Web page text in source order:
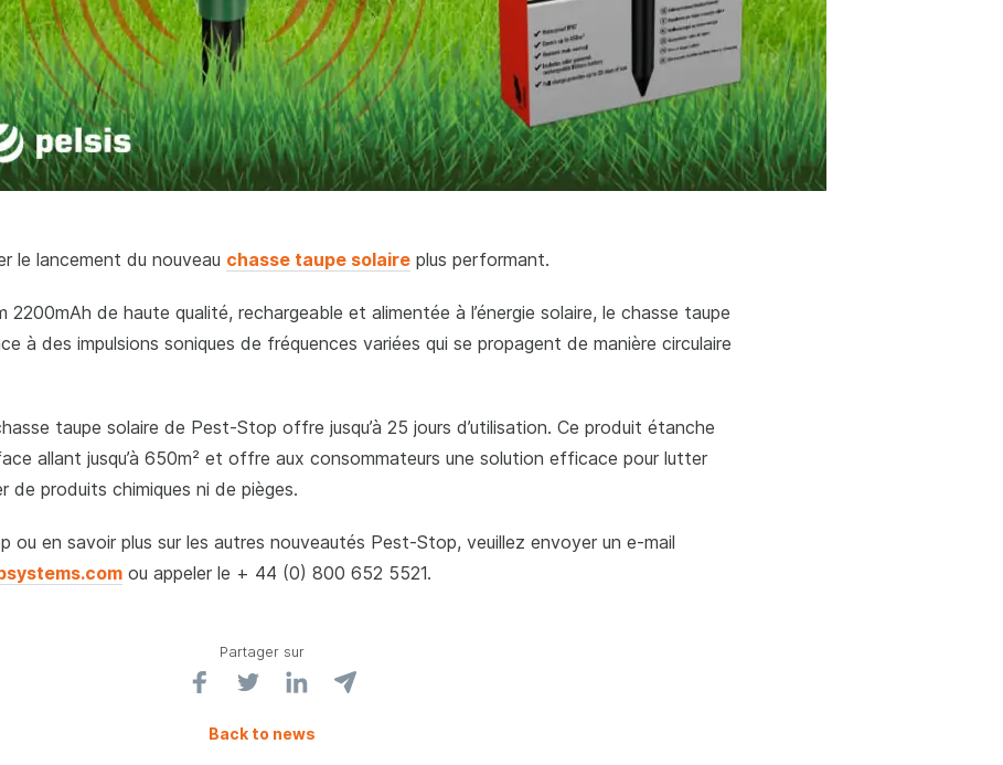
le lancement du nouveau chasse taupe solaire plus performant.
2200mAh de haute qualité, rechargeable et alimentée à l’énergie solaire, le chasse taupe
à des impulsions soniques de fréquences variées qui se propagent de manière circulaire
taupe solaire de Pest-Stop offre jusqu’à 25 jours d’utilisation. Ce produit étanche
allant jusqu’à 650m² et offre aux consommateurs une solution efficace pour lutter
de produits chimiques ni de pièges.
ou en savoir plus sur les autres nouveautés Pest-Stop, veuillez envoyer un e-mail
ou appeler le + 44 (0) 800 652 5521.
Partager sur
Back to news